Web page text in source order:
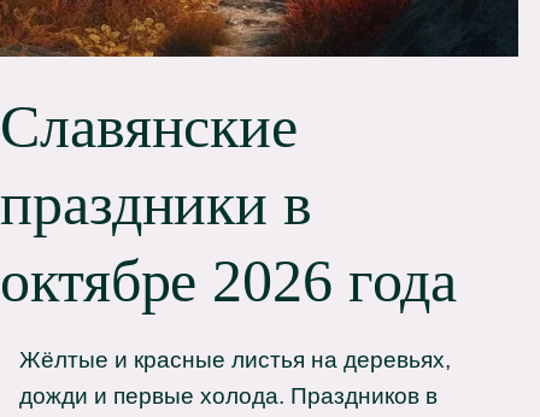
Славянские
праздники в
октябре 2026 года
Жёлтые и красные листья на деревьях,
дожди и первые холода. Праздников в